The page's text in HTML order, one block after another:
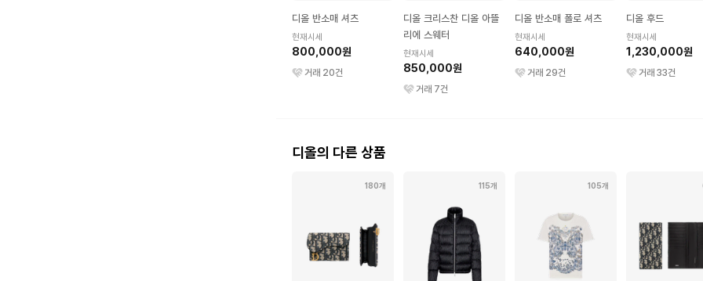
디올 반소매 셔츠
현재시세
800,000원
거래 20건
디올 크리스찬 디올 아뜰
리에 스웨터
현재시세
850,000원
거래 7건
디올 반소매 폴로 셔츠
현재시세
640,000원
거래 29건
디올 후드
현재시세
1,230,000원
거래 33건
디올의 다른 상품
180개 115개 105개